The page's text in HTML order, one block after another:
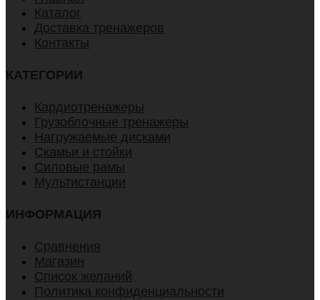
Каталог
Доставка тренажеров
Контакты
КАТЕГОРИИ
Кардиотренажеры
Грузоблочные тренажеры
Нагружаемые дисками
Скамьи и стойки
Силовые рамы
Мультистанции
ИНФОРМАЦИЯ
Сравнения
Магазин
Список желаний
Политика конфиденциальности